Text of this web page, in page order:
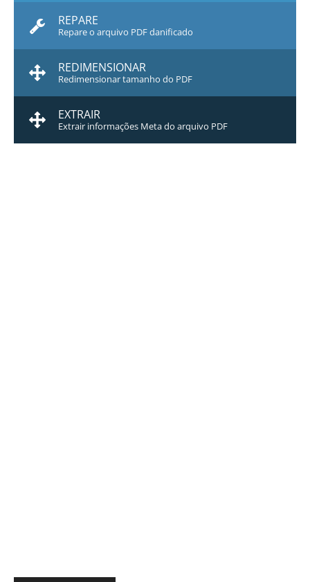
REPARE
Repare o arquivo PDF danificado
REDIMENSIONAR
Redimensionar tamanho do PDF
EXTRAIR
Extrair informações Meta do arquivo PDF